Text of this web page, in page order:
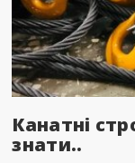
Канатні
знати..